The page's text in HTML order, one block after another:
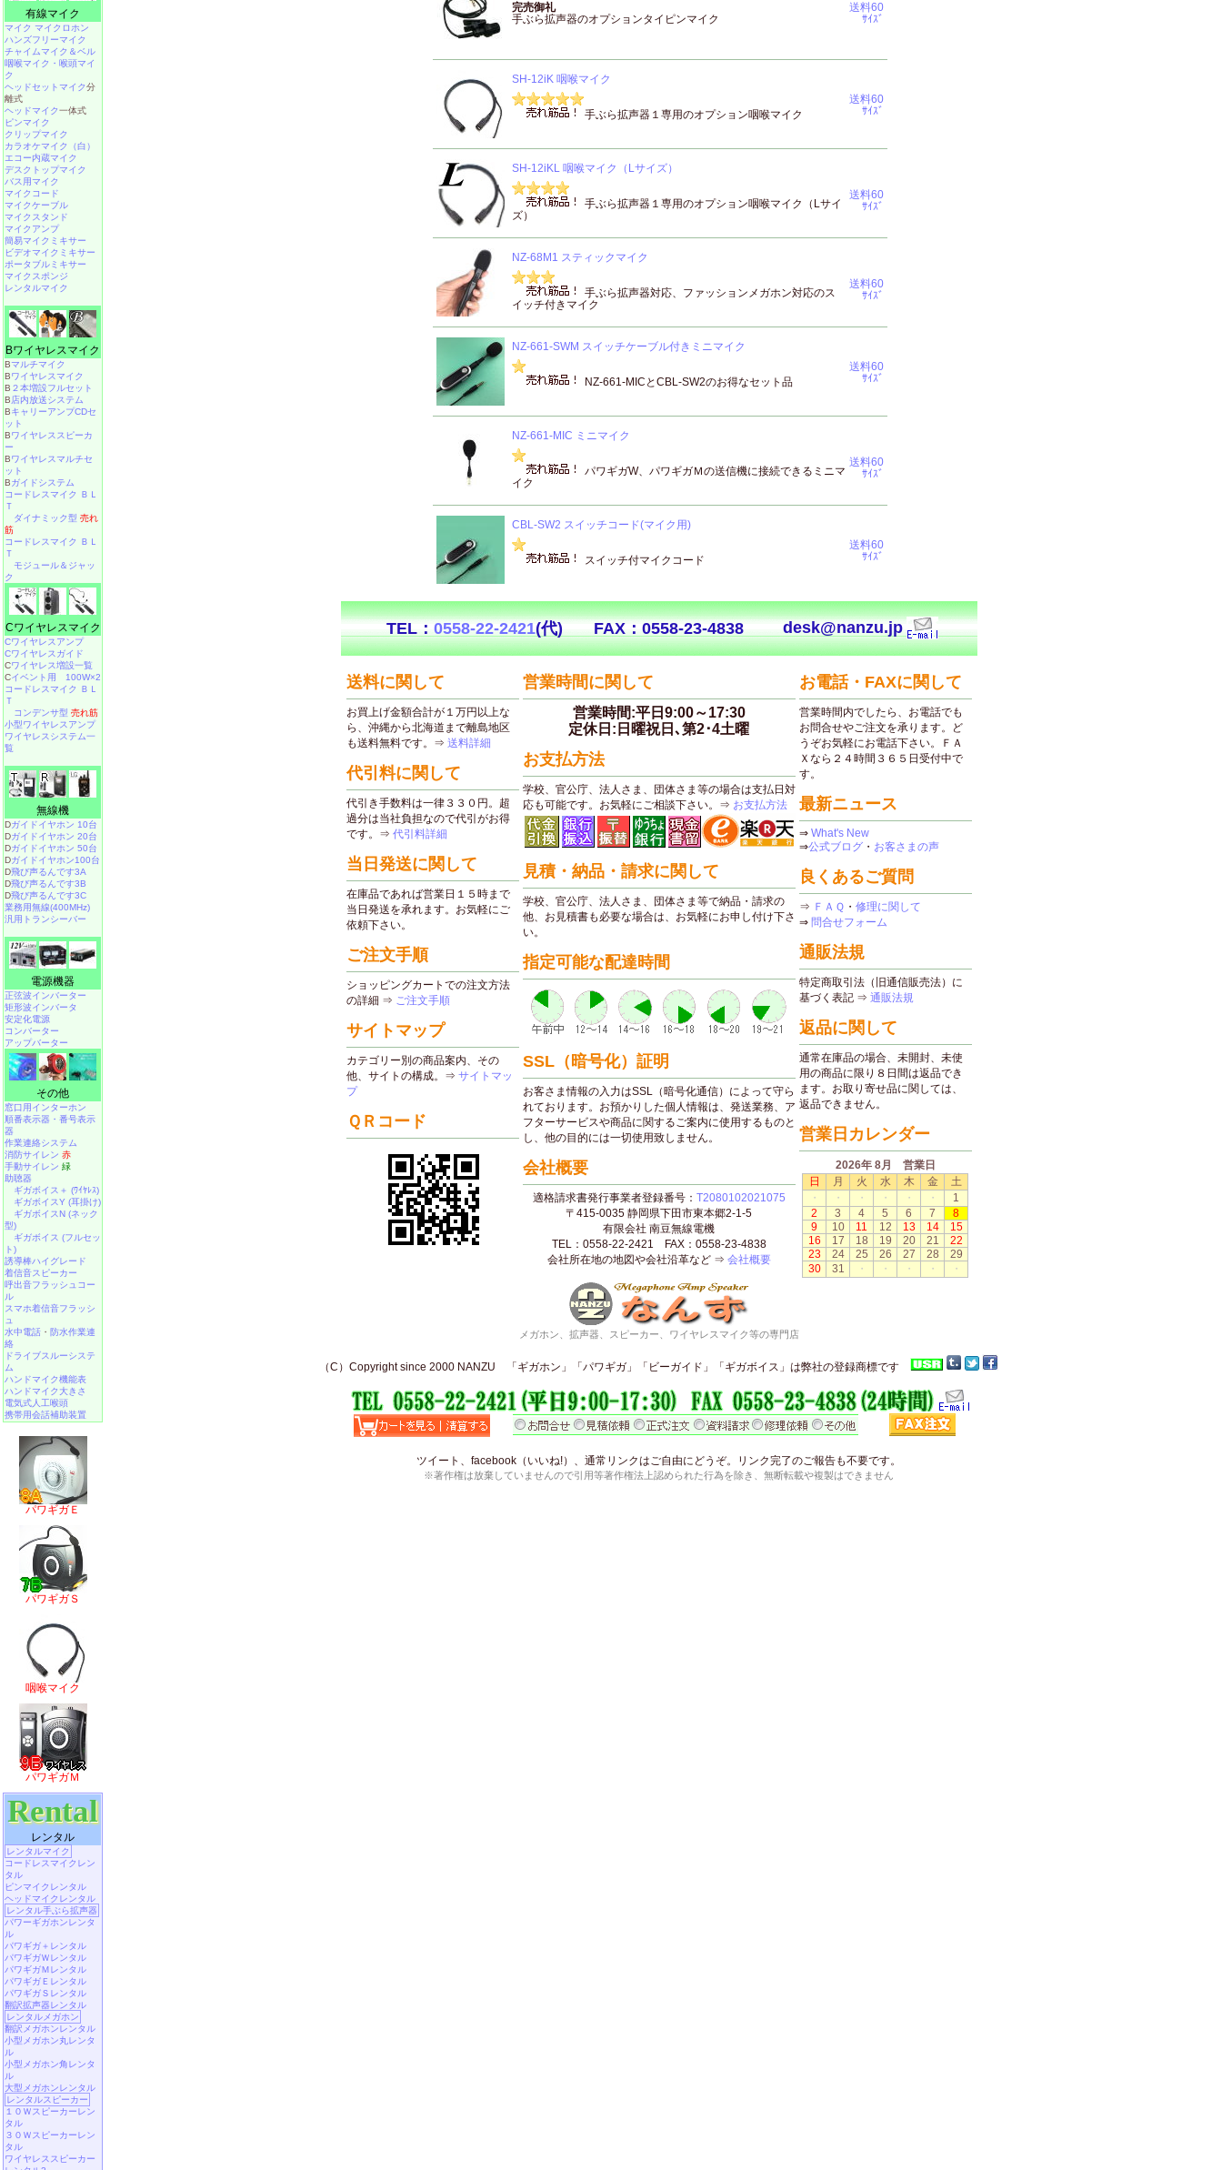
完売御礼
手ぶら拡声器のオプションタイピンマイク
送料60
ｻｲｽﾞ
SH-12iK 咽喉マイク
手ぶら拡声器１専用のオプション咽喉マイク
送料60
ｻｲｽﾞ
SH-12iKL 咽喉マイク（Lサイズ）
手ぶら拡声器１専用のオプション咽喉マイク（Lサイ
ズ）
送料60
ｻｲｽﾞ
NZ-68M1 スティックマイク
手ぶら拡声器対応、ファッションメガホン対応のス
イッチ付きマイク
送料60
ｻｲｽﾞ
NZ-661-SWM スイッチケーブル付きミニマイク
NZ-661-MICとCBL-SW2のお得なセット品
送料60
ｻｲｽﾞ
NZ-661-MIC ミニマイク
パワギガW、パワギガＭの送信機に接続できるミニマ
イク
送料60
ｻｲｽﾞ
CBL-SW2 スイッチコード(マイク用)
スイッチ付マイクコード
送料60
ｻｲｽﾞ
有線マイク
マイク マイクロホン
ハンズフリーマイク
チャイムマイク＆ベル
咽喉マイク・喉頭マイ
ク
ヘッドセットマイク分
離式
ヘッドマイク一体式
ピンマイク
クリップマイク
カラオケマイク（白）
エコー内蔵マイク
デスクトップマイク
バス用マイク
マイクコード
マイクケーブル
マイクスタンド
マイクアンプ
簡易マイクミキサー
ビデオマイクミキサー
ポータブルミキサー
マイクスポンジ
レンタルマイク
Bワイヤレスマイク
Bマルチマイク
Bワイヤレスマイク
B ２本増設フルセット
B店内放送システム
BキャリーアンプCDセ
ット
Bワイヤレススピーカ
ー
Bワイヤレスマルチセ
ット
Bガイドシステム
コードレスマイク ＢＬ
Ｔ
ダイナミック型 売れ
筋
コードレスマイク ＢＬ
Ｔ
モジュール＆ジャッ
ク
Cワイヤレスマイク
Cワイヤレスアンプ
Cワイヤレスガイド
Cワイヤレス増設一覧
Cイベント用 100W×2
コードレスマイク ＢＬ
Ｔ
コンデンサ型 売れ筋
小型ワイヤレスアンプ
ワイヤレスシステム一
覧
無線機
Dガイドイヤホン 10台
Dガイドイヤホン 20台
Dガイドイヤホン 50台
Dガイドイヤホン100台
D飛び声るんです3A
D飛び声るんです3B
D飛び声るんです3C
業務用無線(400MHz)
汎用トランシーバー
電源機器
正弦波インバーター
矩形波インバータ
安定化電源
コンバーター
アップバーター
その他
窓口用インターホン
順番表示器・番号表示
器
作業連絡システム
消防サイレン 赤
手動サイレン 緑
助聴器
ギガボイス＋ (ﾜｲﾔﾚｽ)
ギガボイスY (耳掛け)
ギガボイスN (ネック
型)
ギガボイス (フルセッ
ト)
誘導棒ハイグレード
着信音スピーカー
呼出音フラッシュコー
ル
スマホ着信音フラッシ
ュ
水中電話 ・ 防水作業連
絡
ドライブスルーシステ
ム
ハンドマイク機能表
ハンドマイク大きさ
電気式人工喉頭
携帯用会話補助装置
パワギガＥ
パワギガＳ
咽喉マイク
パワギガＭ
Rental
レンタル
レンタルマイク
コードレスマイクレン
タル
ピンマイクレンタル
ヘッドマイクレンタル
レンタル手ぶら拡声器
パワーギガホンレンタ
ル
パワギガ＋レンタル
パワギガＷレンタル
パワギガＭレンタル
パワギガＥレンタル
パワギガＳレンタル
翻訳拡声器レンタル
レンタルメガホン
翻訳メガホンレンタル
小型メガホン丸レンタ
ル
小型メガホン角レンタ
ル
大型メガホンレンタル
レンタルスピーカー
１０Ｗスピーカーレン
タル
３０Ｗスピーカーレン
タル
ワイヤレススピーカー